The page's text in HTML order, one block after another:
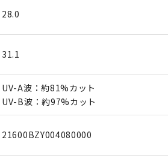
28.0
31.1
UV-A波：約81%カット
UV-B波：約97%カット
21600BZY004080000